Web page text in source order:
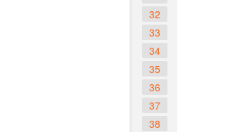
32
33
34
35
36
37
38